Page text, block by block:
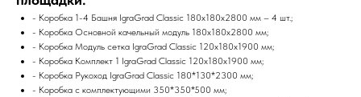
- Коробка 1-4 Башня IgraGrad Classic 180х180х2800 мм – 4 шт.;
- Коробка Основной качельный модуль 180х180х2800 мм;
- Коробка Модуль сетка IgraGrad Classic 120х180х1900 мм;
- Коробка Комплект 1 IgraGrad Classic 120х180х1900 мм;
- Коробка Рукоход IgraGrad Classic 180*130*2300 мм;
- Коробка с комплектующими 350*350*500 мм;